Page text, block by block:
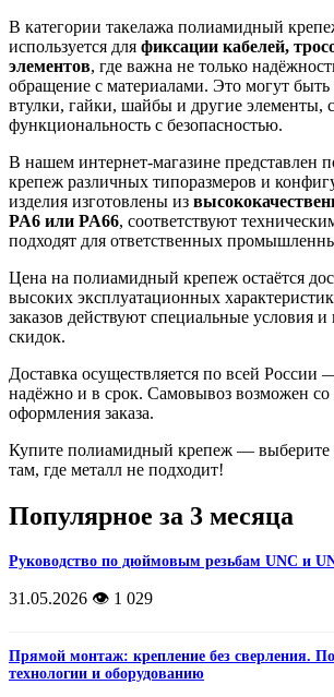
В категории такелажа полиамидный
используется для фиксации кабелей,
элементов, где важна не только
обращение с материалами. Это могут
втулки, гайки, шайбы и другие элементы,
функциональность с безопасностью.
В нашем интернет-магазине представлен
крепеж различных типоразмеров и
изделия изготовлены из
PA6 или PA66, соответствуют
подходят для ответственных
Цена на полиамидный крепеж остаётся
высоких эксплуатационных
заказов действуют специальные условия и
скидок.
Доставка осуществляется по всей России
надёжно и в срок. Самовывоз возможен со
оформления заказа.
Купите полиамидный крепеж — выберите
там, где металл не подходит!
Популярное за 3 месяца
Руководство по дюймовым резьбам UNC и
31.05.2026 👁️ 1 029
Прямой монтаж: крепление без сверления.
технологии и оборудованию